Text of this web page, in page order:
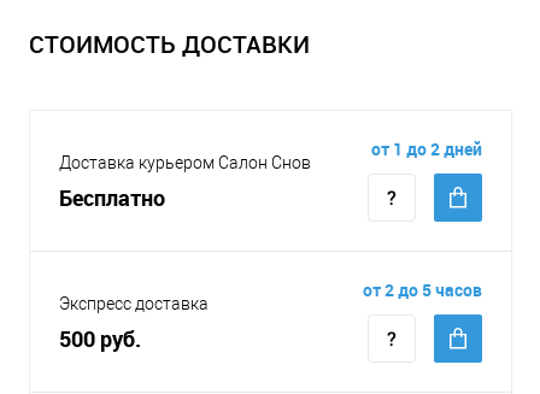
СТОИМОСТЬ ДОСТАВКИ
Доставка курьером Салон Снов
Бесплатно
от 1 до 2 дней
Экспресс доставка
500 руб.
от 2 до 5 часов